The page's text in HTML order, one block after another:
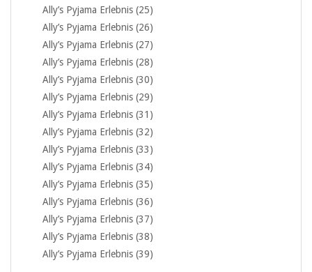
Ally’s Pyjama Erlebnis (25)
Ally’s Pyjama Erlebnis (26)
Ally’s Pyjama Erlebnis (27)
Ally’s Pyjama Erlebnis (28)
Ally’s Pyjama Erlebnis (30)
Ally’s Pyjama Erlebnis (29)
Ally’s Pyjama Erlebnis (31)
Ally’s Pyjama Erlebnis (32)
Ally’s Pyjama Erlebnis (33)
Ally’s Pyjama Erlebnis (34)
Ally’s Pyjama Erlebnis (35)
Ally’s Pyjama Erlebnis (36)
Ally’s Pyjama Erlebnis (37)
Ally’s Pyjama Erlebnis (38)
Ally’s Pyjama Erlebnis (39)